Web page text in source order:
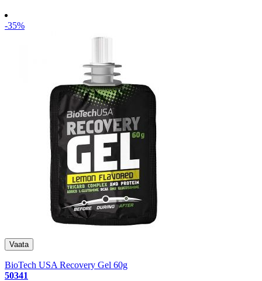
-35%
BioTech USA Recovery Gel 60g
50341